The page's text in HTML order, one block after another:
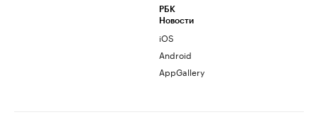
РБК
Новости
iOS
Android
AppGallery